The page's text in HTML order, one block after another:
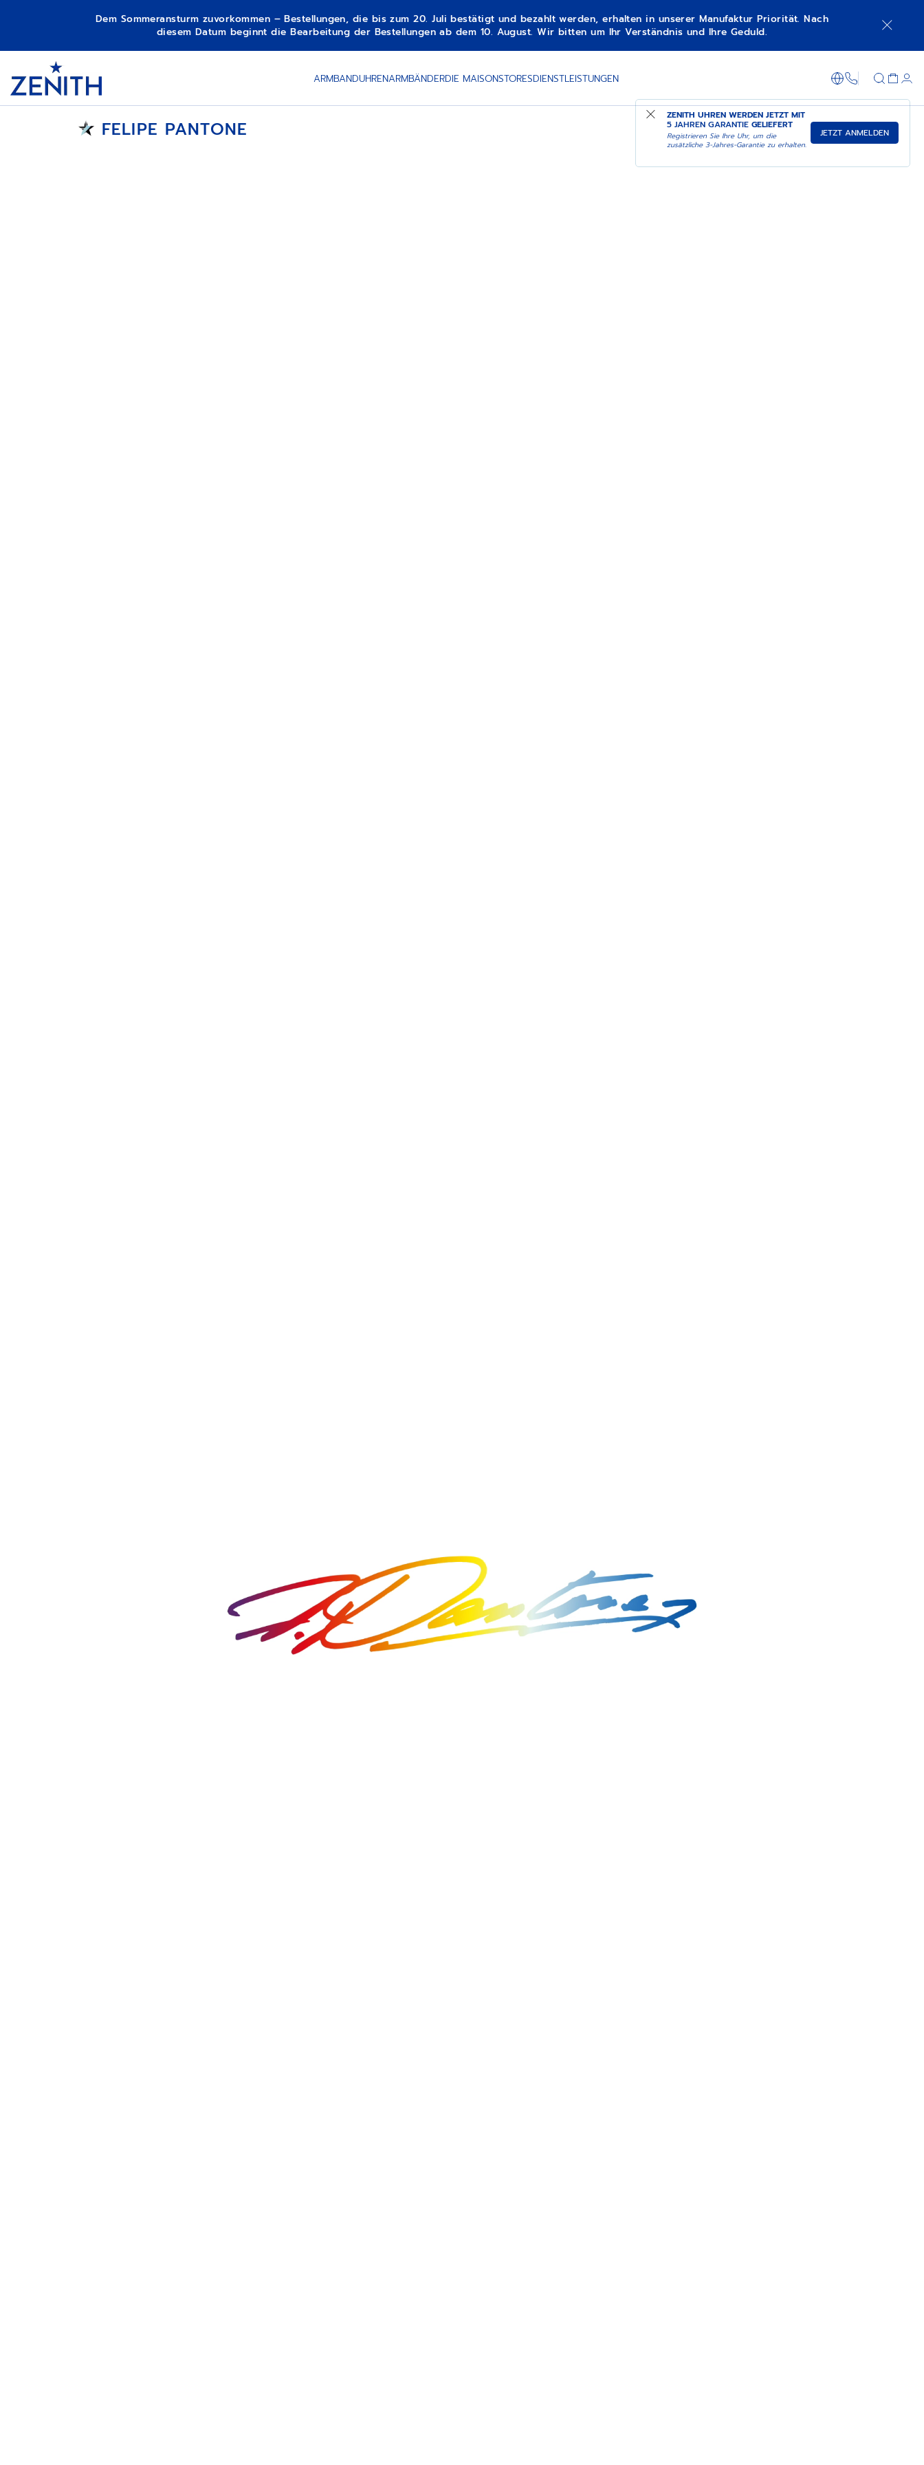
Dem Sommeransturm zuvorkommen – Bestellungen, die bis zum 20. Juli bestätigt und bezahlt werden, erhalten in unserer Manufaktur Priorität. Nach
diesem Datum beginnt die Bearbeitung der Bestellungen ab dem 10. August. Wir bitten um Ihr Verständnis und Ihre Geduld.
1 ARMBANDUHRENARMBÄNDERDIE MAISONSTORESDIENSTLEISTUNGEN +800 36 00
ZENITH UHREN WERDEN JETZT MIT
5 JAHREN GARANTIE GELIEFERT
Registrieren Sie Ihre Uhr, um die
zusätzliche 3-Jahres-Garantie zu erhalten.
JETZT ANMELDEN
FELIPE PANTONE